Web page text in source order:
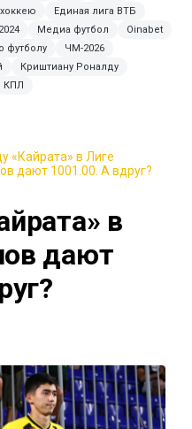
Единая лига ВТБ
Медиа футбол
Oinabet
футболу
ЧМ-2026
Криштиану Роналду
КПЛ
«Кайрата» в Лиге
дают 1001.00. А вдруг?
в
дают